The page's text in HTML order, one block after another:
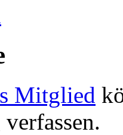
Mitglied